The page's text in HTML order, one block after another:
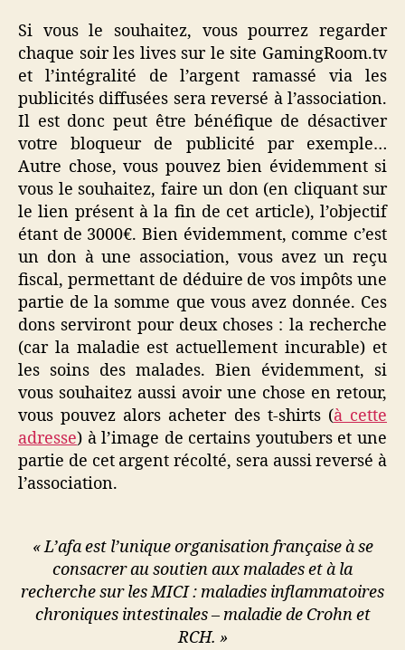
Si vous le souhaitez, vous pourrez regarder
chaque soir les lives sur le site GamingRoom.tv
et l’intégralité de l’argent ramassé via les
publicités diffusées sera reversé à l’association.
Il est donc peut être bénéfique de désactiver
votre bloqueur de publicité par exemple…
Autre chose, vous pouvez bien évidemment si
vous le souhaitez, faire un don (en cliquant sur
le lien présent à la fin de cet article), l’objectif
étant de 3000€. Bien évidemment, comme c’est
un don à une association, vous avez un reçu
fiscal, permettant de déduire de vos impôts une
partie de la somme que vous avez donnée. Ces
dons serviront pour deux choses : la recherche
(car la maladie est actuellement incurable) et
les soins des malades. Bien évidemment, si
vous souhaitez aussi avoir une chose en retour,
vous pouvez alors acheter des t-shirts (à cette
adresse) à l’image de certains youtubers et une
partie de cet argent récolté, sera aussi reversé à
l’association.
« L’afa est l’unique organisation française à se
consacrer au soutien aux malades et à la
recherche sur les MICI : maladies inflammatoires
chroniques intestinales – maladie de Crohn et
RCH. »